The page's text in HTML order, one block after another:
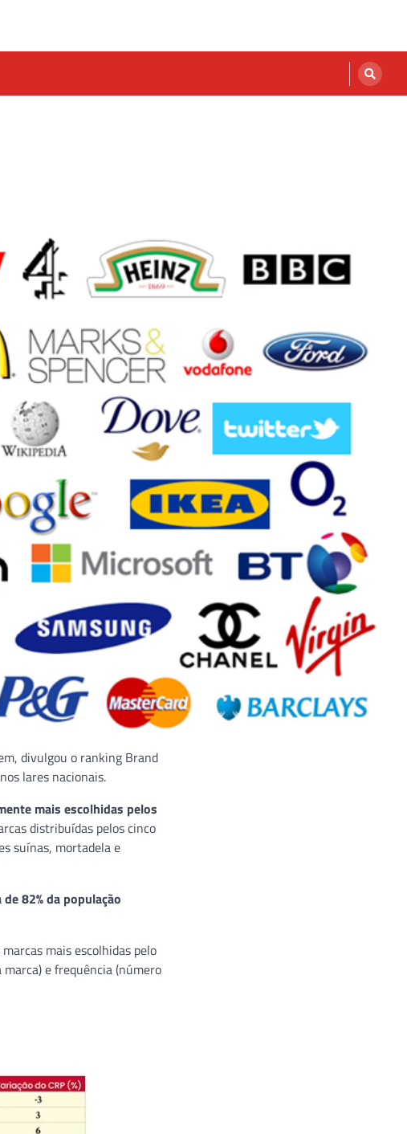
divulgou o ranking Brand
lares nacionais.
mais escolhidas pelos
distribuídas pelos cinco
suínas, mortadela e
82% da população
mais escolhidas pelo
e frequência (número